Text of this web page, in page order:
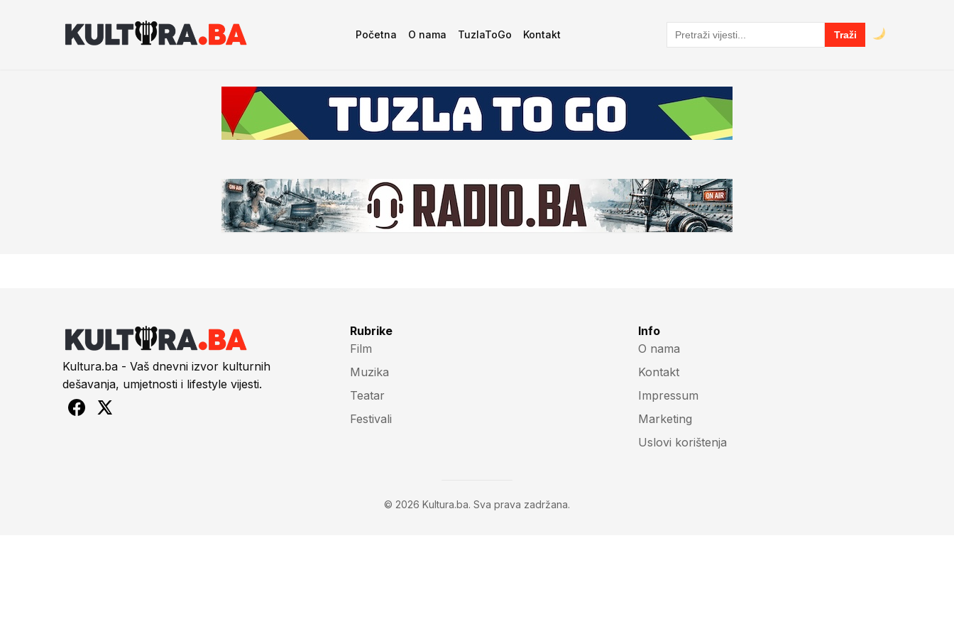
Početna O nama TuzlaToGo Kontakt
Pretraga
Traži
Kultura.ba - Vaš dnevni izvor kulturnih
dešavanja, umjetnosti i lifestyle vijesti.
Rubrike
Film
Muzika
Teatar
Festivali
Info
O nama
Kontakt
Impressum
Marketing
Uslovi korištenja
© 2026 Kultura.ba. Sva prava zadržana.